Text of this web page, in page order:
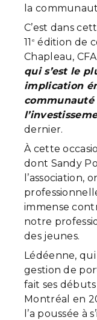
la
C’est dans
11 eédition de
Chapleau,
qui s’est le
implication
dernier.
À cette
dont Sandy
l’association,
immense
notre
des jeunes.
Lédéenne,
gestion de
fait ses
Montréal en
l’a poussée à